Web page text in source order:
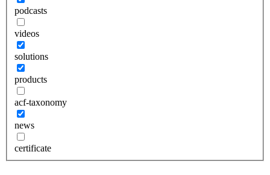
podcasts
videos
solutions
products
acf-taxonomy
news
certificate